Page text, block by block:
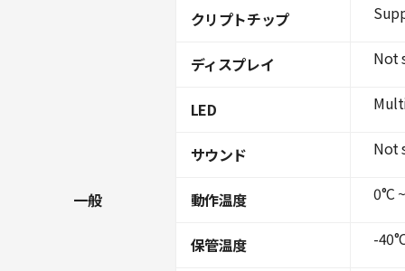
一般
クリプトチップ
ディスプレイ
LED
サウンド
動作温度
保管温度
Not
Not
0°C
-